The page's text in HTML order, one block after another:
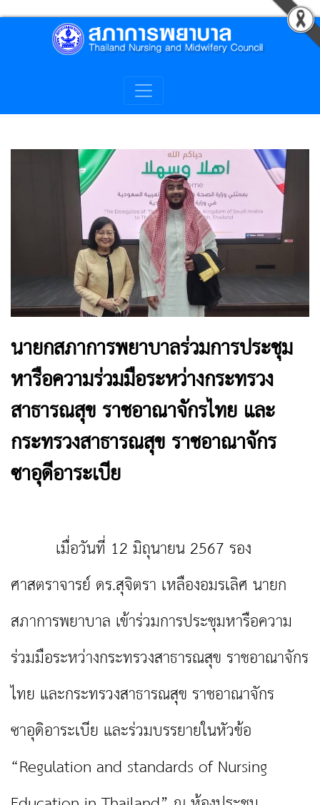
นายกสภาการพยาบาลร่วมการประชุม
หารือความร่วมมือระหว่างกระทรวง
สาธารณสุข ราชอาณาจักรไทย และ
กระทรวงสาธารณสุข ราชอาณาจักร
ซาอุดีอาระเบีย
เมื่อวันที่ 12 มิถุนายน 2567 รอง
ศาสตราจารย์ ดร.สุจิตรา เหลืองอมรเลิศ นายก
สภาการพยาบาล เข้าร่วมการประชุมหารือความ
ร่วมมือระหว่างกระทรวงสาธารณสุข ราชอาณาจักร
ไทย และกระทรวงสาธารณสุข ราชอาณาจักร
ซาอุดิอาระเบีย และร่วมบรรยายในหัวข้อ
“Regulation and standards of Nursing